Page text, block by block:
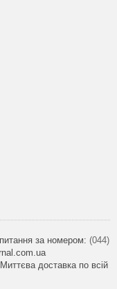
за номером: (044)
доставка по всій